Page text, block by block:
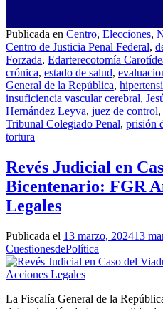
Publicada en Centro, Elecciones,
Centro de Justicia Penal Federal,
Forzada, Edarterecotomía
crónica, estado de salud,
General de la República,
insuficiencia vascular cerebral,
Hernández Leyva, juez de control,
Tribunal Colegiado Penal, prisión
tortura
Revés Judicial en
Bicentenario: FGR
Legales
Publicada el 13 marzo, 202413
CuestionesdePolítica
La Fiscalía General de la